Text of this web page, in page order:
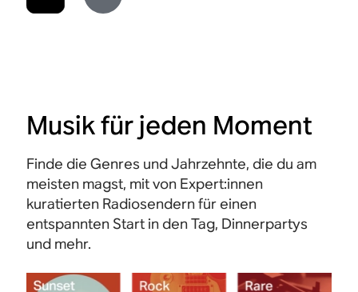
Musik für jeden Moment
Finde die Genres und Jahrzehnte, die du am
meisten magst, mit von Expert:innen
kuratierten Radiosendern für einen
entspannten Start in den Tag, Dinnerpartys
und mehr.